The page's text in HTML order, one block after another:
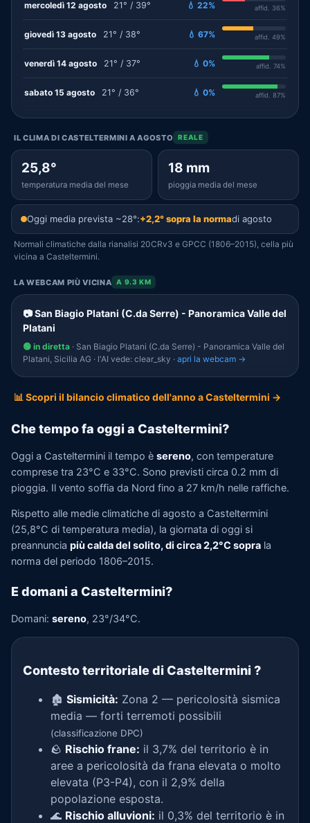
mercoledì 12 agosto 21° / 39° 💧 22% affid. 36%
giovedì 13 agosto 21° / 38° 💧 67% affid. 49%
venerdì 14 agosto 21° / 37° 💧 0% affid. 74%
sabato 15 agosto 21° / 36° 💧 0% affid. 87%
IL CLIMA DI CASTELTERMINI A AGOSTO REALE
25,8°
temperatura media del mese
18 mm
pioggia media del mese
Oggi media prevista ~28°:+2,2° sopra la normadi agosto
Normali climatiche dalla rianalisi 20CRv3 e GPCC (1806–2015), cella più
vicina a Casteltermini.
LA WEBCAM PIÙ VICINA A 9.3 KM
📷 San Biagio Platani (C.da Serre) - Panoramica Valle del
Platani
🟢 in diretta · San Biagio Platani (C.da Serre) - Panoramica Valle del
Platani, Sicilia AG · l'AI vede: clear_sky · apri la webcam →
📊 Scopri il bilancio climatico dell'anno a Casteltermini →
Che tempo fa oggi a Casteltermini?
Oggi a Casteltermini il tempo è sereno, con temperature
comprese tra 23°C e 33°C. Sono previsti circa 0.2 mm di
pioggia. Il vento soffia da Nord fino a 27 km/h nelle raffiche.
Rispetto alle medie climatiche di agosto a Casteltermini
(25,8°C di temperatura media), la giornata di oggi si
preannuncia più calda del solito, di circa 2,2°C sopra la
norma del periodo 1806–2015.
E domani a Casteltermini?
Domani: sereno, 23°/34°C.
Contesto territoriale di Casteltermini ?
🏚️ Sismicità: Zona 2 — pericolosità sismica
media — forti terremoti possibili
(classificazione DPC)
🪨 Rischio frane: il 3,7% del territorio è in
aree a pericolosità da frana elevata o molto
elevata (P3-P4), con il 2,9% della
popolazione esposta.
🌊 Rischio alluvioni: il 0,3% del territorio è in